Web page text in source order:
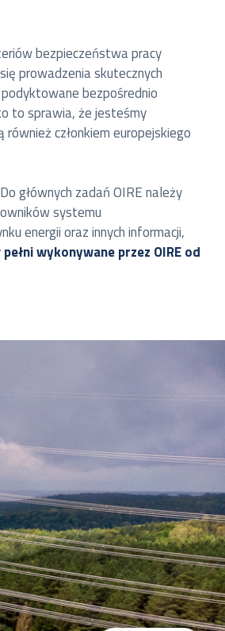
bezpieczeństwa pracy
prowadzenia skutecznych
bezpośrednio
to sprawia, że jesteśmy
członkiem europejskiego
głównych zadań OIRE należy
systemu
energii oraz innych informacji,
wykonywane przez OIRE od